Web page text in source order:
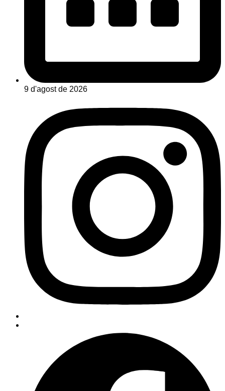
9 d'agost de 2026